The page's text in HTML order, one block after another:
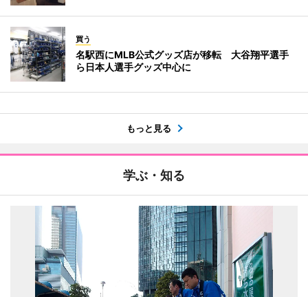
買う
名駅西にMLB公式グッズ店が移転 大谷翔平選手
ら日本人選手グッズ中心に
もっと見る
学ぶ・知る